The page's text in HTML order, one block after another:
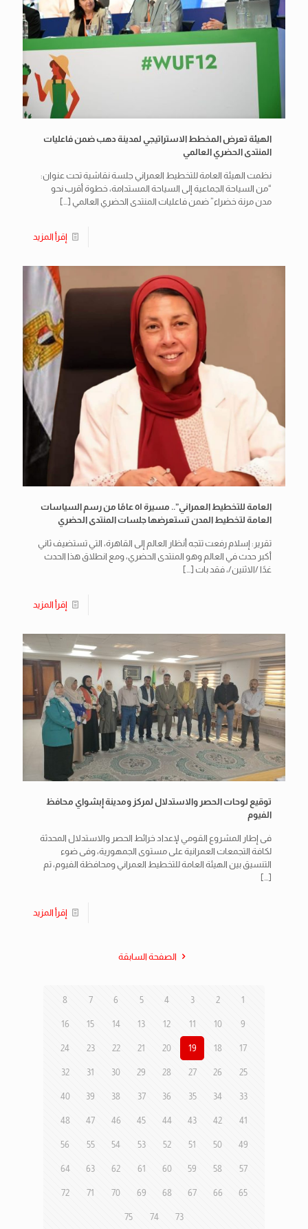
الهيئة تعرض المخطط الاستراتيجي لمدينة دهب ضمن فاعليات
المنتدى الحضري العالمي
نظمت الهيئة العامة للتخطيط العمراني جلسة نقاشية تحت عنوان:
“من السياحة الجماعية إلى السياحة المستدامة، خطوة أقرب نحو
مدن مرنة خضراء” ضمن فاعليات المنتدى الحضري العالمي […]
إقرأ المزيد
العامة للتخطيط العمراني”.. مسيرة ٥١ عامًا من رسم السياسات
العامة لتخطيط المدن تستعرضها جلسات المنتدى الحضري
تقرير: إسلام رفعت تتجه أنظار العالم إلى القاهرة، التي تستضيف ثاني
أكبر حدث في العالم وهو المنتدى الحضري، ومع انطلاق هذا الحدث
غدًا /الاثنين/، فقد بات […]
إقرأ المزيد
توقيع لوحات الحصر والاستدلال لمركز ومدينة إبشواي محافظ
الفيوم
فى إطار المشروع القومي لإعداد خرائط الحصر والاستدلال المحدثة
لكافة التجمعات العمرانية على مستوى الجمهورية، وفى ضوء
التنسيق بين الهيئة العامة للتخطيط العمراني ومحافظة الفيوم، تم
[…]
إقرأ المزيد
الصفحة السابقة
1
2
3
4
5
6
7
8
9
10
11
12
13
14
15
16
17
18
19
20
21
22
23
24
25
26
27
28
29
30
31
32
33
34
35
36
37
38
39
40
41
42
43
44
45
46
47
48
49
50
51
52
53
54
55
56
57
58
59
60
61
62
63
64
65
66
67
68
69
70
71
72
73
74
75